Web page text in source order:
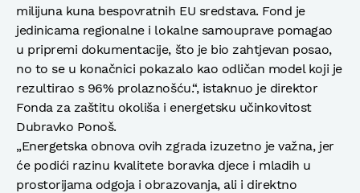
milijuna kuna bespovratnih EU sredstava. Fond je
jedinicama regionalne i lokalne samouprave pomagao
u pripremi dokumentacije, što je bio zahtjevan posao,
no to se u konačnici pokazalo kao odličan model koji je
rezultirao s 96% prolaznošću.“, istaknuo je direktor
Fonda za zaštitu okoliša i energetsku učinkovitost
Dubravko Ponoš.
„Energetska obnova ovih zgrada izuzetno je važna, jer
će podići razinu kvalitete boravka djece i mladih u
prostorijama odgoja i obrazovanja, ali i direktno